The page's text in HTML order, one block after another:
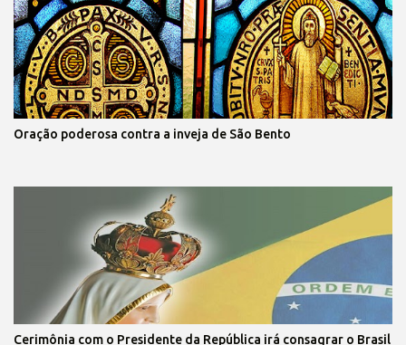
Oração poderosa contra a inveja de São Bento
Cerimônia com o Presidente da República irá consagrar o Brasil